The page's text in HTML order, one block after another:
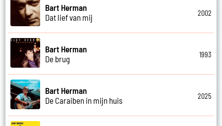
Bart Herman
Dat lief van mij
2002
Bart Herman
De brug
1993
Bart Herman
De Caraiben in mijn huis
2025